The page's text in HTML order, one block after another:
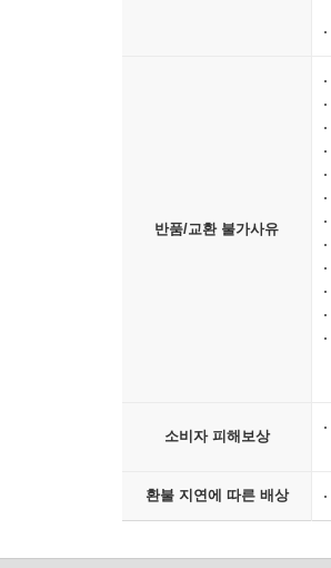
반품/교환 불가사유
소비자 피해보상
환불 지연에 따른 배상